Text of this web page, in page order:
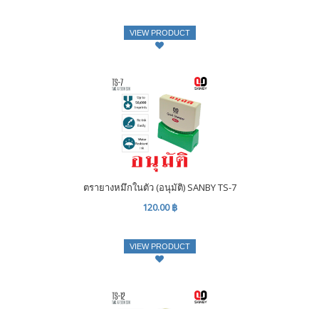
VIEW PRODUCT
ตรายางหมึกในตัว (อนุมัติ) SANBY TS-7
120.00 ฿
VIEW PRODUCT